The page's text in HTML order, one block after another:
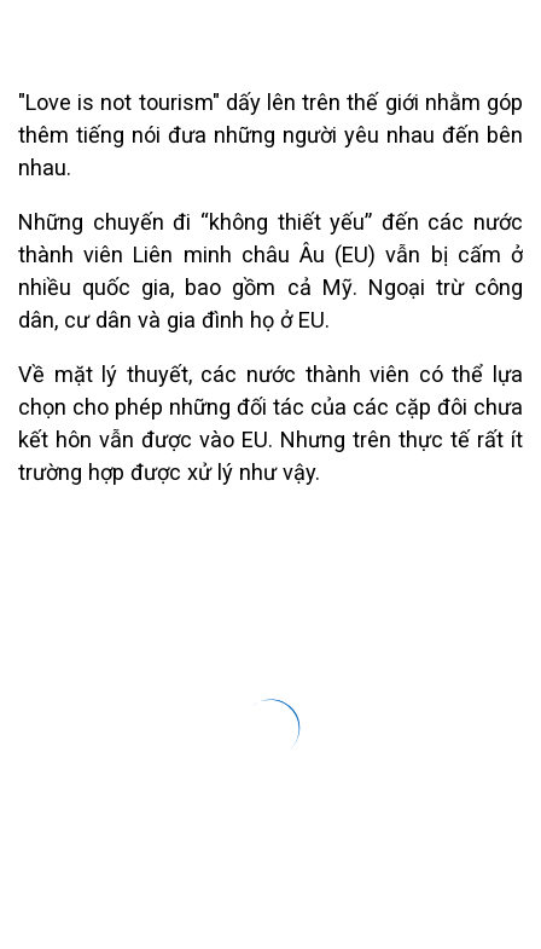
"Love is not tourism" dấy lên trên thế giới nhằm góp
thêm tiếng nói đưa những người yêu nhau đến bên
nhau.
Những chuyến đi “không thiết yếu” đến các nước
thành viên Liên minh châu Âu (EU) vẫn bị cấm ở
nhiều quốc gia, bao gồm cả Mỹ. Ngoại trừ công
dân, cư dân và gia đình họ ở EU.
Về mặt lý thuyết, các nước thành viên có thể lựa
chọn cho phép những đối tác của các cặp đôi chưa
kết hôn vẫn được vào EU. Nhưng trên thực tế rất ít
trường hợp được xử lý như vậy.